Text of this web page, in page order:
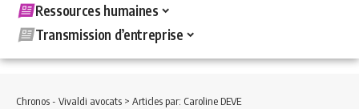
Ressources humaines
Transmission d’entreprise
Chronos - Vivaldi avocats > Articles par: Caroline DEVE